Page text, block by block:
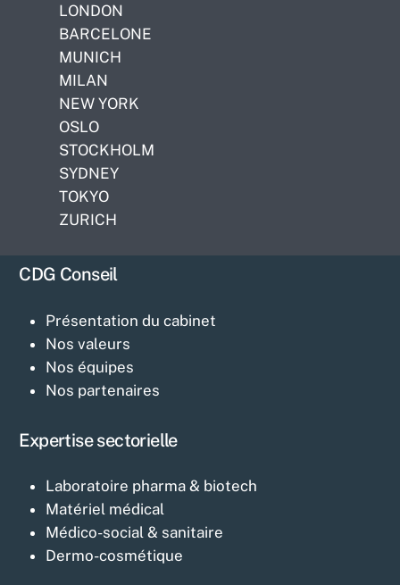
LONDON
BARCELONE
MUNICH
MILAN
NEW YORK
OSLO
STOCKHOLM
SYDNEY
TOKYO
ZURICH
CDG Conseil
Présentation du cabinet
Nos valeurs
Nos équipes
Nos partenaires
Expertise sectorielle
Laboratoire pharma & biotech
Matériel médical
Médico-social & sanitaire
Dermo-cosmétique